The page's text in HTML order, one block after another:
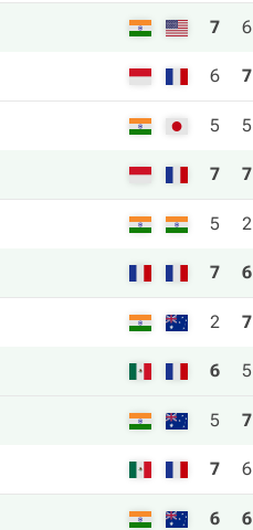
7 6
6 7
5 5
7 7
5 2
7 6
2 7
6 5
5 7
7 6
6 6